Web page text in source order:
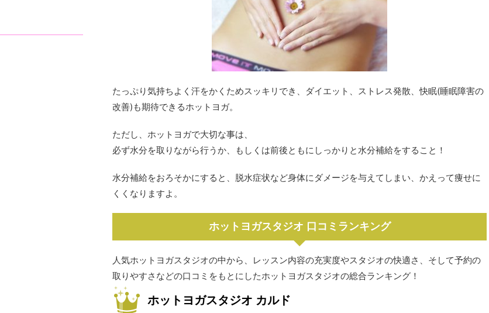
たっぷり気持ちよく汗をかくためスッキリでき、ダイエット、ストレス発散、快眠(睡眠障害の
改善)も期待できるホットヨガ。
ただし、ホットヨガで大切な事は、
必ず水分を取りながら行うか、もしくは前後ともにしっかりと水分補給をすること！
水分補給をおろそかにすると、脱水症状など身体にダメージを与えてしまい、かえって痩せに
くくなりますよ。
ホットヨガスタジオ 口コミランキング
人気ホットヨガスタジオの中から、レッスン内容の充実度やスタジオの快適さ、そして予約の
取りやすさなどの口コミをもとにしたホットヨガスタジオの総合ランキング！
ホットヨガスタジオ カルド